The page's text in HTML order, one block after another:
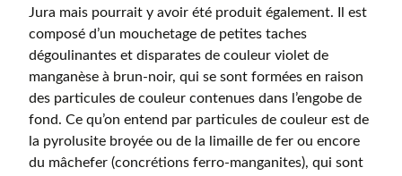
Jura mais pourrait y avoir été produit également. Il est
composé d’un mouchetage de petites taches
dégoulinantes et disparates de couleur violet de
manganèse à brun-noir, qui se sont formées en raison
des particules de couleur contenues dans l’engobe de
fond. Ce qu’on entend par particules de couleur est de
la pyrolusite broyée ou de la limaille de fer ou encore
du mâchefer (concrétions ferro-manganites), qui sont